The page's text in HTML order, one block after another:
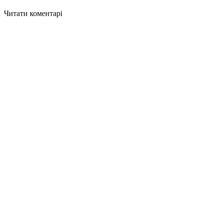
Читати коментарі